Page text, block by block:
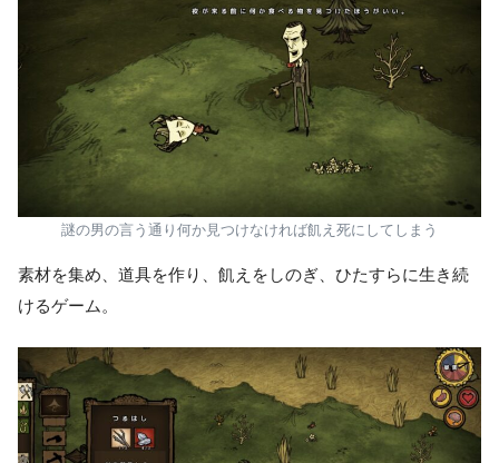
謎の男の言う通り何か見つけなければ飢え死にしてしまう
素材を集め、道具を作り、飢えをしのぎ、ひたすらに生き続
けるゲーム。